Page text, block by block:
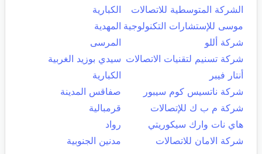
الشركة المتوسطية للاتصالات
الكبارية
موسى للإستشارات التكنولوجية المهدية
شركة أللو
المرسى
شركة تسنيم لتقنيات الاتصالات سيدي بوزيد الغربية
أنتار فيبر
الكبارية
شركة ناتسيس كوم سيبور
صفاقس المدينة
شركة م ب ك للإتصالات
قرمبالية
هاي نات وارك سيكوريتي
رواد
شركة الامان للاتصالات
مدنين الجنوبية